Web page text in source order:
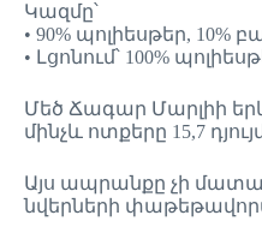
Կազմը՝
• 90% պոլիեսթեր, 10%
• Լցոնում՝ 100%
Մեծ Ճագար Մարլիի
մինչև ոտքերը 15,7 դյույմ
Այս ապրանքը չի
նվերների